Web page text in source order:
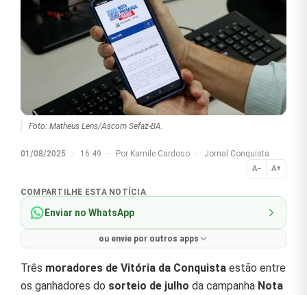
Foto: Matheus Lens/Ascom Sefaz-BA.
01/08/2025 · 16:49 · Por Kamile Cardoso · Jornal Conquista
A− A+
Normal
COMPARTILHE ESTA NOTÍCIA
Enviar no WhatsApp
ou envie por outros apps
Três moradores de Vitória da Conquista estão entre
os ganhadores do sorteio de julho da campanha Nota